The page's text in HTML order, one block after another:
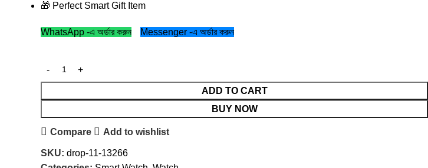
🎁 Perfect Smart Gift Item
WhatsApp -এ অর্ডার করুন Messenger -এ অর্ডার করুন
ADD TO CART
BUY NOW
Compare Add to wishlist
SKU: drop-11-13266